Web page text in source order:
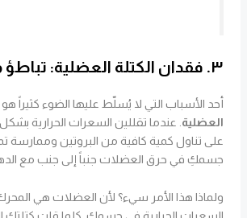
٣. فقدان الكتلة العضلية: تباطؤ محرك الحرق
أحد الأسباب التي لا يُسلّط عليها الضوء كثيراً هو
العضلية. عندما تقللين السعرات الحرارية بشكل
على تناول كمية كافية من البروتين وممارسة
جسمكِ في حرق العضلات جنباً إلى جنب مع
ولماذا هذا الأمر سيء؟ لأن العضلات هي
السعرات الحرارية في جسمكِ. كلما قلت كتلتكِ